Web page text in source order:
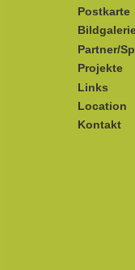
Postkarte
Partner/
Projekte
Links
Location
Kontakt